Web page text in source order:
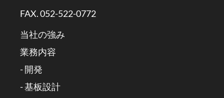
FAX. 052-522-0772
当社の強み
業務内容
- 開発
- 基板設計